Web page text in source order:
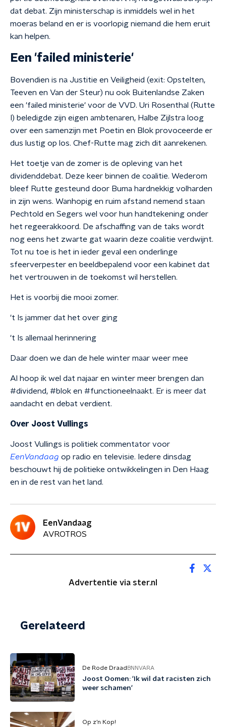
dat debat. Zijn ministerschap is inmiddels wel in het
moeras beland en er is voorlopig niemand die hem eruit
kan helpen.
Een 'failed ministerie'
Bovendien is na Justitie en Veiligheid (exit: Opstelten,
Teeven en Van der Steur) nu ook Buitenlandse Zaken
een 'failed ministerie' voor de VVD. Uri Rosenthal (Rutte
I) beledigde zijn eigen ambtenaren, Halbe Zijlstra loog
over een samenzijn met Poetin en Blok provoceerde er
dus lustig op los. Chef-Rutte mag zich dit aanrekenen.
Het toetje van de zomer is de opleving van het
dividenddebat. Deze keer binnen de coalitie. Wederom
bleef Rutte gesteund door Buma hardnekkig volharden
in zijn wens. Wanhopig en ruim afstand nemend staan
Pechtold en Segers wel voor hun handtekening onder
het regeerakkoord. De afschaffing van de taks wordt
nog eens het zwarte gat waarin deze coalitie verdwijnt.
Tot nu toe is het in ieder geval een onderlinge
sfeerverpester en beeldbepalend voor een kabinet dat
het vertrouwen in de toekomst wil herstellen.
Het is voorbij die mooi zomer.
't Is jammer dat het over ging
't Is allemaal herinnering
Daar doen we dan de hele winter maar weer mee
Al hoop ik wel dat najaar en winter meer brengen dan
#dividend, #blok en #functioneelnaakt. Er is meer dat
aandacht en debat verdient.
Over Joost Vullings
Joost Vullings is politiek commentator voor
EenVandaag op radio en televisie. Iedere dinsdag
beschouwt hij de politieke ontwikkelingen in Den Haag
en in de rest van het land.
EenVandaag
AVROTROS
Advertentie via ster.nl
Gerelateerd
De Rode Draad BNNVARA
Joost Oomen: 'Ik wil dat racisten zich
weer schamen'
Op z’n Kop!